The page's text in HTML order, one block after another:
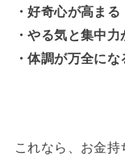
・好奇心が高まる
・やる気と集中力
・体調が万全にな
これなら、お金持